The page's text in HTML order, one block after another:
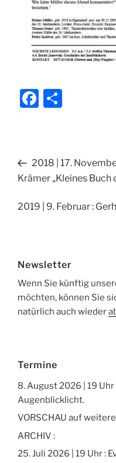
F
e
b
o
n
Vorheriger
Beitrag
2018 | 17.
Krämer „Kleines Buch
Nächster
2019 | 9. Februar :
Newsletter
Wenn Sie künftig
möchten, können Sie
natürlich auch wieder
Termine
8. August 2026 | 19
Augenblicklicht.
VORSCHAU auf
ARCHIV :
25. Juli 2026 | 19 Uhr :